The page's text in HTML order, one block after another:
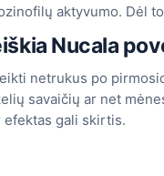
aktyvumo. Dėl
Nucala
netrukus po
savaičių ar net
gali skirtis.